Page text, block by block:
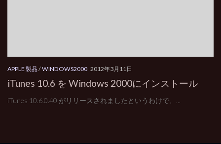
APPLE 製品/WINDOWS2000 2012年3月11日
iTunes 10.6 を Windows 2000にインストール
iTunes 10.6.0.40 がリリースされましたというわけで、...